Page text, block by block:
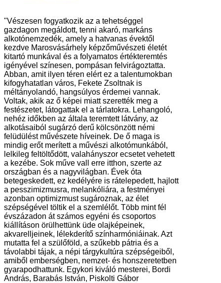
"Vészesen fogyatkozik az a tehetséggel
gazdagon megáldott, tenni akaró, markáns
alkotónemzedék, amely a hatvanas évektől
kezdve Marosvásárhely képzőművészeti életét
kitartó munkával és a folyamatos értékteremtés
igényével színesen, pompásan felvirágoztatta.
Abban, amit ilyen téren elért ez a talentumokban
kifogyhatatlan város, Fekete Zsoltnak is
méltányolandó, hangsúlyos érdemei vannak.
Voltak, akik az ő képei miatt szerették meg a
festészetet, látogattak el a tárlatokra. Lehangoló,
nehéz időkben az általa teremtett látvány, az
alkotásaiból sugárzó derű kölcsönzött némi
felüdülést művészete híveinek. De ő maga is
mindig erőt merített a művészi alkotómunkából,
lelkileg feltöltődött, valahányszor ecsetet vehetett
a kezébe. Sok műve vall erre itthon, szerte az
országban és a nagyvilágban. Évek óta
betegeskedett, ez kedélyére is rátelepedett, hajlott
a pesszimizmusra, melankóliára, a festményei
azonban optimizmust sugároznak, az élet
szépségével töltik el a szemlélőt. Több mint fél
évszázadon át számos egyéni és csoportos
kiállításon örülhettünk üde olajképeinek,
akvarelljeinek, lélekderítő színharmóniáinak. Azt
mutatta fel a szülőföld, a szűkebb pátria és a
távolabbi tájak, a népi tárgykultúra szépségeiből,
amiből emberségben, nemzet- és honszeretetben
gyarapodhattunk. Egykori kiváló mesterei, Bordi
András, Barabás István, Piskolti Gábor